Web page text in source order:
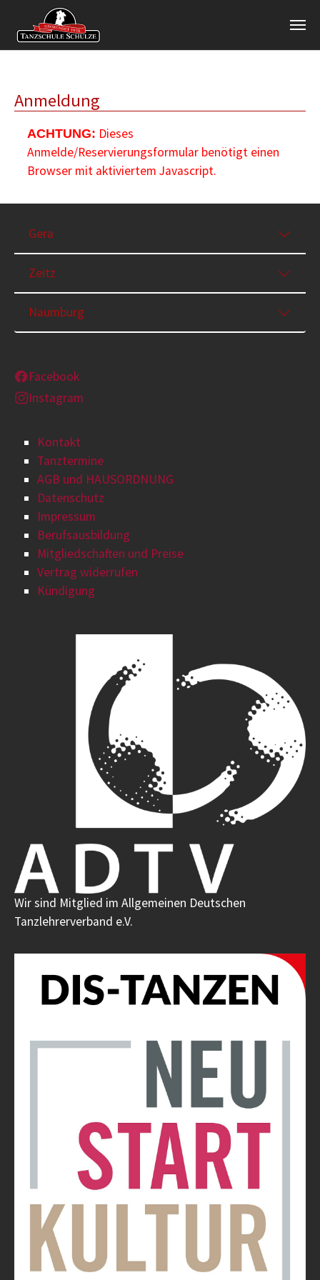
Anmeldung
ACHTUNG: Dieses
Anmelde/Reservierungsformular benötigt einen
Browser mit aktiviertem Javascript.
Gera
Zeitz
Naumburg
Facebook
Instagram
Kontakt
Tanztermine
AGB und HAUSORDNUNG
Datenschutz
Impressum
Berufsausbildung
Mitgliedschaften und Preise
Vertrag widerrufen
Kündigung
Wir sind Mitglied im Allgemeinen Deutschen
Tanzlehrerverband e.V.